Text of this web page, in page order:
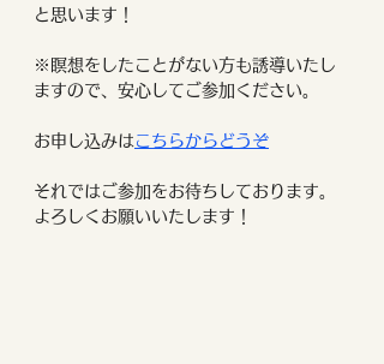
と思います！
※瞑想をしたことがない方も誘導いたし
ますので、安心してご参加ください。
お申し込みは こちらから どうぞ
それではご参加をお待ちしております。
よろしくお願いいたします！